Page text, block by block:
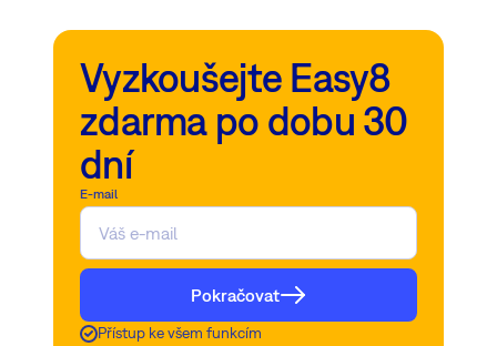
Vyzkoušejte Easy8
zdarma po dobu 30
dní
E-mail
Pokračovat
Přístup ke všem funkcím